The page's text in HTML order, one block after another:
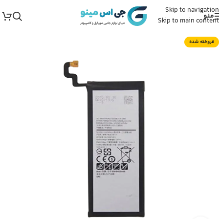
Skip to navigation
Skip to main content
منو
فروخته شده